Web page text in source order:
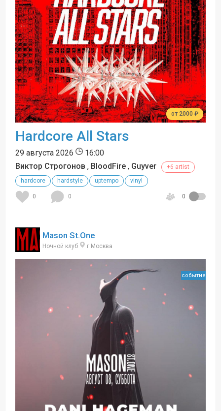
от 2000 ₽
Hardcore All Stars
29 августа 2026
16:00
Виктор Строгонов , BloodFire , Guyver
+6 artist
hardcore
hardstyle uptempo vinyl
0 0 0
Mason St.One
Ночной клуб г Москва
событие